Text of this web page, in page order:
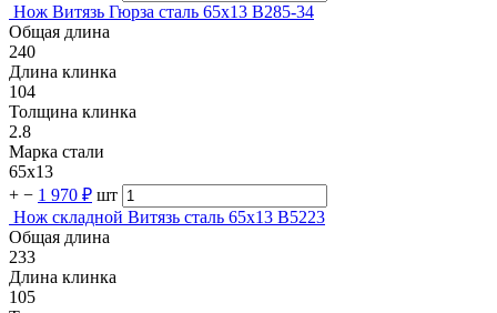
Нож Витязь Гюрза сталь 65х13 B285-34
Общая длина
240
Длина клинка
104
Толщина клинка
2.8
Марка стали
65х13
+ − 1 970 ₽ шт
Нож складной Витязь сталь 65х13 B5223
Общая длина
233
Длина клинка
105